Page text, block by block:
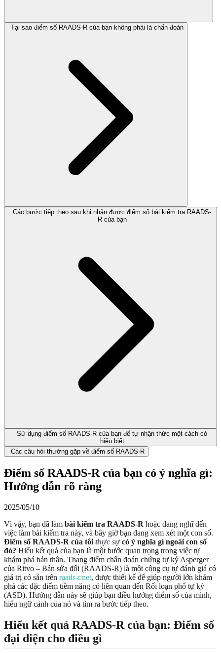
Tại sao điểm số RAADS-R của bạn không phải là chẩn đoán
Các bước tiếp theo sau khi nhận được điểm số bài kiểm tra RAADS-
R của bạn
Sử dụng điểm số RAADS-R của bạn để tự nhận thức một cách có
hiểu biết
Các câu hỏi thường gặp về điểm số RAADS-R
Điểm số RAADS-R của bạn có ý nghĩa gì:
Hướng dẫn rõ ràng
2025/05/10
Vì vậy, bạn đã làm bài kiểm tra RAADS-R hoặc đang nghĩ đến
việc làm bài kiểm tra này, và bây giờ bạn đang xem xét một con số.
Điểm số RAADS-R của tôi thực sựcó ý nghĩa gì ngoài con số
đó? Hiểu kết quả của bạn là một bước quan trọng trong việc tự
khám phá bản thân. Thang điểm chẩn đoán chứng tự kỷ Asperger
của Ritvo – Bản sửa đổi (RAADS-R) là một công cụ tự đánh giá có
giá trị có sẵn trên raads-r.net, được thiết kế để giúp người lớn khám
phá các đặc điểm tiềm năng có liên quan đến Rối loạn phổ tự kỷ
(ASD). Hướng dẫn này sẽ giúp bạn điều hướng điểm số của mình,
hiểu ngữ cảnh của nó và tìm ra bước tiếp theo.
Hiểu kết quả RAADS-R của bạn: Điểm số
đại diện cho điều gì